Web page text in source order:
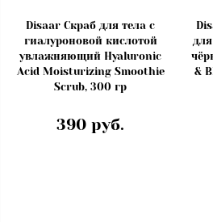
Disaar Скраб для тела с
гиалуроновой кислотой
увлажняющий Hyaluronic
Acid Moisturizing Smoothie
Scrub, 300 гр
390 руб.
&